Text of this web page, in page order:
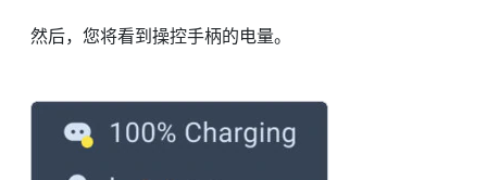
然后，您将看到操控手柄的电量。